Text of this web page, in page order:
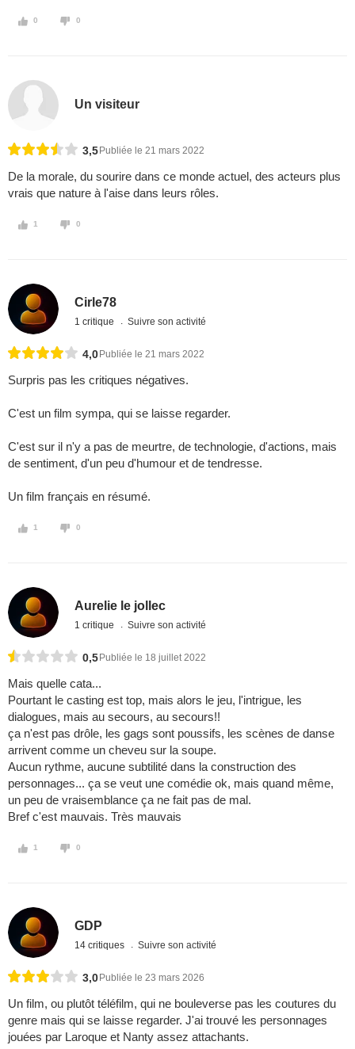
0 0
Un visiteur
3,5 Publiée le 21 mars 2022
De la morale, du sourire dans ce monde actuel, des acteurs plus
vrais que nature à l'aise dans leurs rôles.
1 0
Cirle78
1 critique Suivre son activité
4,0 Publiée le 21 mars 2022
Surpris pas les critiques négatives.
C'est un film sympa, qui se laisse regarder.
C'est sur il n'y a pas de meurtre, de technologie, d'actions, mais
de sentiment, d'un peu d'humour et de tendresse.
Un film français en résumé.
1 0
Aurelie le jollec
1 critique Suivre son activité
0,5 Publiée le 18 juillet 2022
Mais quelle cata...
Pourtant le casting est top, mais alors le jeu, l'intrigue, les
dialogues, mais au secours, au secours!!
ça n'est pas drôle, les gags sont poussifs, les scènes de danse
arrivent comme un cheveu sur la soupe.
Aucun rythme, aucune subtilité dans la construction des
personnages... ça se veut une comédie ok, mais quand même,
un peu de vraisemblance ça ne fait pas de mal.
Bref c'est mauvais. Très mauvais
1 0
GDP
14 critiques Suivre son activité
3,0 Publiée le 23 mars 2026
Un film, ou plutôt téléfilm, qui ne bouleverse pas les coutures du
genre mais qui se laisse regarder. J'ai trouvé les personnages
jouées par Laroque et Nanty assez attachants.